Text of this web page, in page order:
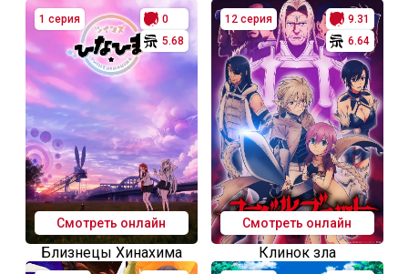
1 серия
0
5.68
Смотреть онлайн
Близнецы Хинахима
12 серия
9.31
6.64
Смотреть онлайн
Клинок зла